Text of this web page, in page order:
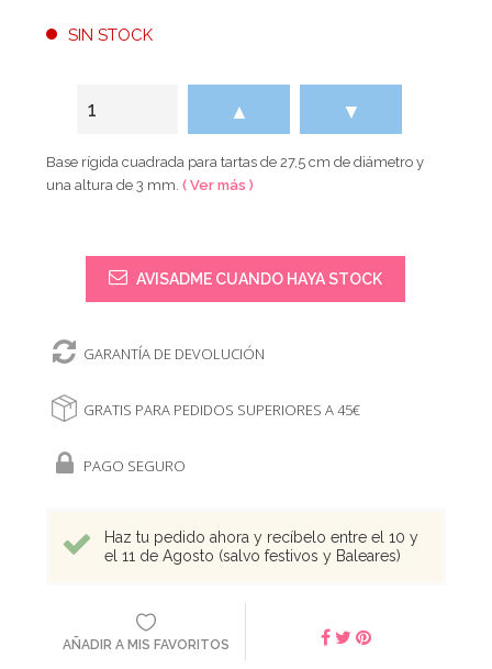
SIN STOCK
▲ ▼
Base rígida cuadrada para tartas de 27,5 cm de diámetro y
una altura de 3 mm.( Ver más )
AVISADME CUANDO HAYA STOCK
GARANTÍA DE DEVOLUCIÓN
GRATIS PARA PEDIDOS SUPERIORES A 45€
PAGO SEGURO
Haz tu pedido ahora y recíbelo entre el 10 y
el 11 de Agosto (salvo festivos y Baleares)
AÑADIR A MIS FAVORITOS